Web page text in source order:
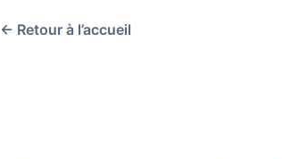
← Retour à l’accueil